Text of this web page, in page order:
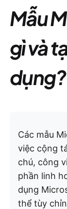
Mẫu
gì và
dụng?
Các mẫu
việc cộng
chú, công
phần linh
dụng
thể tùy